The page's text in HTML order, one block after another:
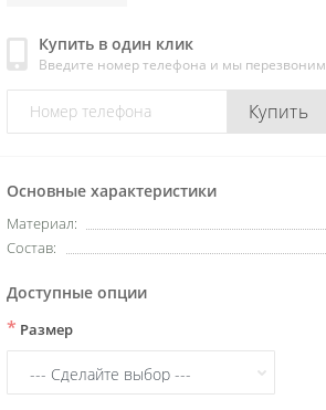
Купить в один клик
Введите номер телефона и мы перезвоним
Купить
Основные характеристики
Материал:
Состав:
Доступные опции
* Размер